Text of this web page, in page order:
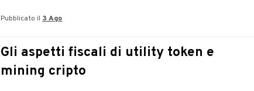
Pubblicato il 3 Ago
Gli aspetti fiscali di utility token e
mining cripto